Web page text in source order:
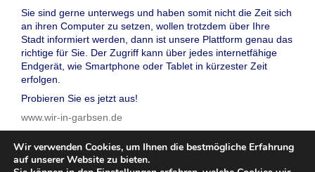
Sie sind gerne unterwegs und haben somit nicht die Zeit sich
an ihren Computer zu setzen, wollen trotzdem über Ihre
Stadt informiert werden, dann ist unsere Plattform genau das
richtige für Sie. Der Zugriff kann über jedes internetfähige
Endgerät, wie Smartphone oder Tablet in kürzester Zeit
erfolgen.
Probieren Sie es jetzt aus!
www.wir-in-garbsen.de
Wir verwenden Cookies, um Ihnen die bestmögliche Erfahrung
auf unserer Website zu bieten.